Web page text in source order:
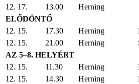
12. 17.
13.00
Herning
ELŐDÖNTŐ
12. 15.
17.30 Herning
12. 15.
21.00 Herning
AZ 5–8. HELYÉRT
12. 15.
11.30 Herning
12. 15.
14.30 Herning